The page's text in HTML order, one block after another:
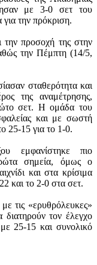
με 3-0 σετ του
την πρόκριση.
προσοχή της στην
την Πέμπτη (14/5,
σταθερότητα και
της αναμέτρησης,
σετ. Η ομάδα του
και με σωστή
25-15 για το 1-0.
εμφανίστηκε πιο
σημεία, όμως ο
και στα κρίσιμα
και το 2-0 στα σετ.
τις «ερυθρόλευκες»
τον έλεγχο
25-15 και συνολικό